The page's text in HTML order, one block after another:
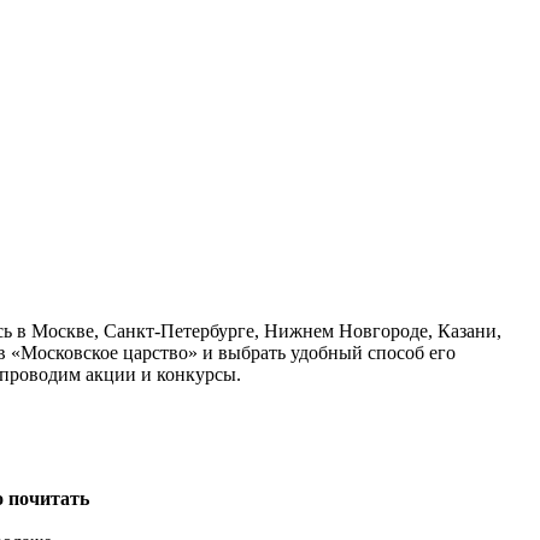
в Москве, Санкт-Петербурге, Нижнем Новгороде, Казани,
царство» и выбрать удобный способ его
акции и конкурсы.
почитать